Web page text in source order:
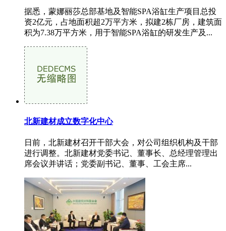
据悉，蒙娜丽莎总部基地及智能SPA浴缸生产项目总投
资2亿元，占地面积超2万平方米，拟建2栋厂房，建筑面
积为7.38万平方米，用于智能SPA浴缸的研发生产及...
北新建材成立数字化中心
日前，北新建材召开干部大会，对公司组织机构及干部
进行调整。北新建材党委书记、董事长、总经理管理出
席会议并讲话；党委副书记、董事、工会主席...